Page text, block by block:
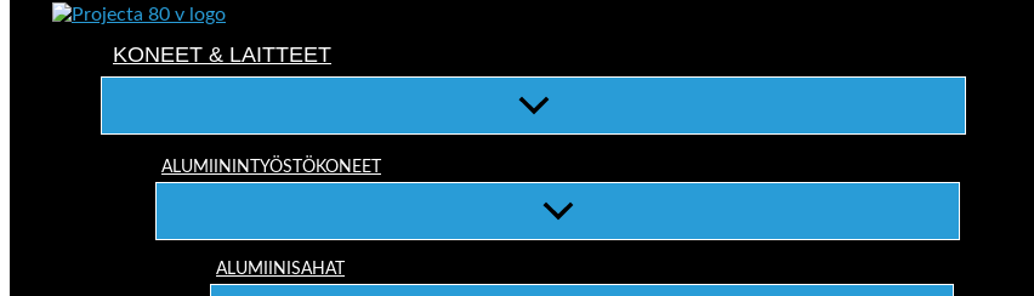
KONEET & LAITTEET
ALUMIININTYÖSTÖKONEET
ALUMIINISAHAT